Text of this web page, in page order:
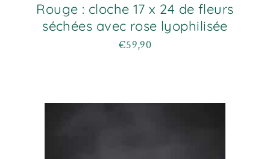
Rouge : cloche 17 x 24 de fleurs
séchées avec rose lyophilisée
€59,90